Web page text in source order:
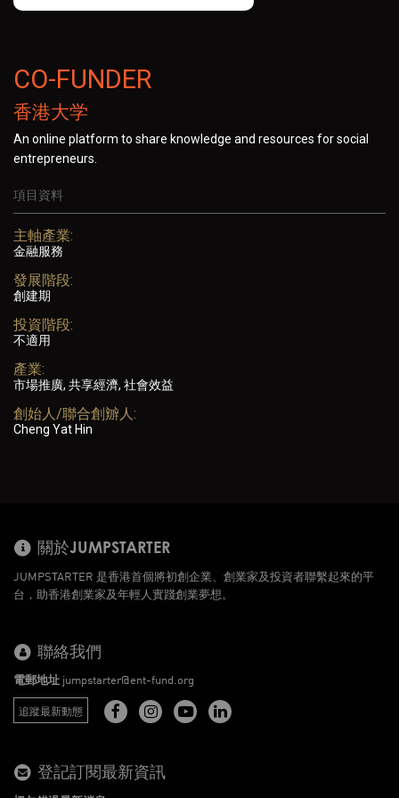
CO-FUNDER
香港大学
An online platform to share knowledge and resources for social
entrepreneurs.
項目資料
主軸產業:
金融服務
發展階段:
創建期
投資階段:
不適用
產業:
市場推廣, 共享經濟, 社會效益
創始人/聯合創辧人:
Cheng Yat Hin
關於JUMPSTARTER
JUMPSTARTER 是香港首個將初創企業、創業家及投資者聯繫起來的平
台，助香港創業家及年輕人實踐創業夢想。
聯絡我們
電郵地址 jumpstarter@ent-fund.org
追蹤最新動態
登記訂閱最新資訊